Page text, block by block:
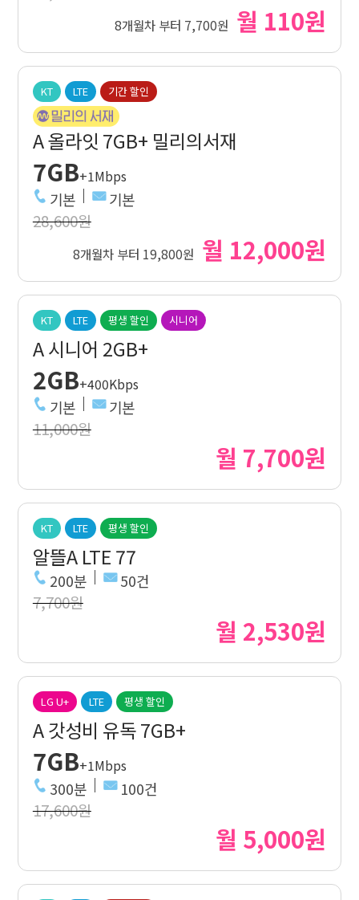
8개월차 부터 7,700원 월 110원
KT LTE 기간 할인
A 올라잇 7GB+ 밀리의서재
7GB+1Mbps
기본 기본
28,600원
8개월차 부터 19,800원 월 12,000원
KT LTE 평생 할인 시니어
A 시니어 2GB+
2GB+400Kbps
기본 기본
11,000원
월 7,700원
KT LTE 평생 할인
알뜰A LTE 77
200분 50건
7,700원
월 2,530원
LG U+ LTE 평생 할인
A 갓성비 유독 7GB+
7GB+1Mbps
300분 100건
17,600원
월 5,000원